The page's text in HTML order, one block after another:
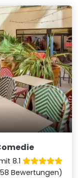
8.1
Bewertungen)